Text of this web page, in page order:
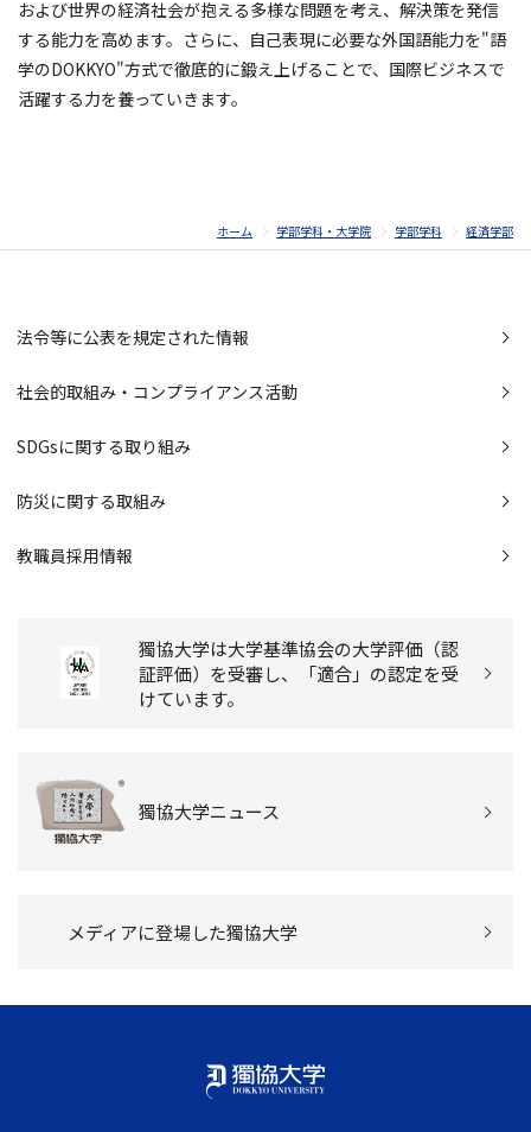
および世界の経済社会が抱える多様な問題を考え、解決策を発信
する能力を高めます。さらに、自己表現に必要な外国語能力を"語
学のDOKKYO"方式で徹底的に鍛え上げることで、国際ビジネスで
活躍する力を養っていきます。
ホーム 学部学科・大学院 学部学科 経済学部
法令等に公表を規定された情報
社会的取組み・コンプライアンス活動
SDGsに関する取り組み
防災に関する取組み
教職員採用情報
獨協大学は大学基準協会の大学評価（認
証評価）を受審し、「適合」の認定を受
けています。
獨協大学ニュース
メディアに登場した獨協大学